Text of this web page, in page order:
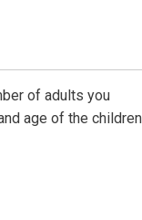
of adults you
age of the children